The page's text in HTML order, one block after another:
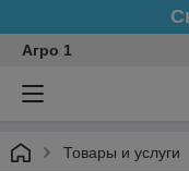
Агро 1
Товары и услуги